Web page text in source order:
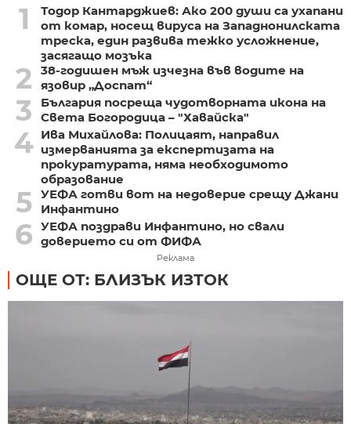
1
Тодор Кантарджиев: Ако 200 души са ухапани
от комар, носещ вируса на Западнонилската
треска, един развива тежко усложнение,
засягащо мозъка
2
38-годишен мъж изчезна във водите на
язовир „Доспат“
3
България посреща чудотворната икона на
Света Богородица – "Хавайска"
4 Ива Михайлова: Полицаят, направил
измерванията за експертизата на
прокуратурата, няма необходимото
образование
5 УЕФА готви вот на недоверие срещу Джани
Инфантино
6 УЕФА поздрави Инфантино, но свали
доверието си от ФИФА
Реклама
ОЩЕ ОТ: БЛИЗЪК ИЗТОК